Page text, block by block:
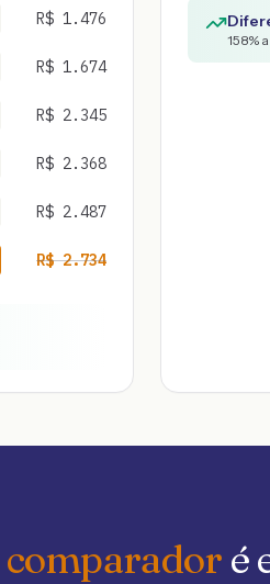
R$ 1.476
R$ 1.674
R$ 2.345
R$ 2.368
R$ 2.487
R$2.734
158%
comparador é